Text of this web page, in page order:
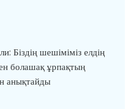
Біздің шешіміміз елдің
болашақ ұрпақтың
анықтайды